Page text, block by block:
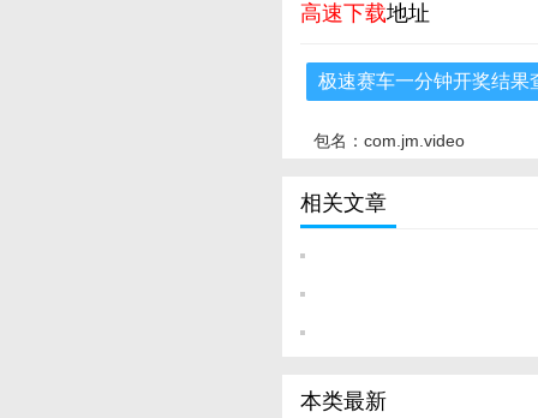
高速下载地址
极速赛车一分钟开奖结果
包名：com.jm.video
相关文章
本类最新